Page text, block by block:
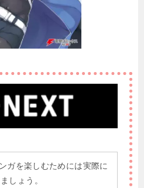
ガを楽しむためには実際に
しょう。